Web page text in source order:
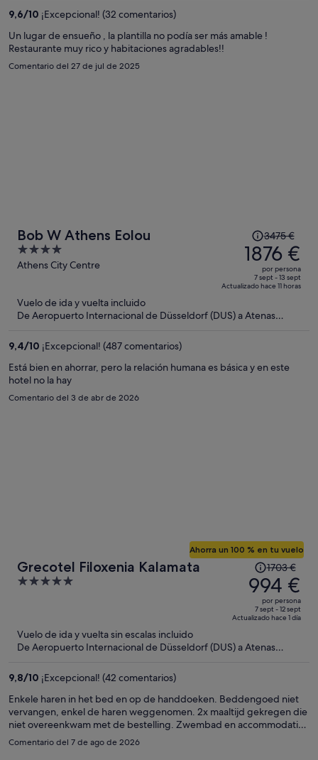
por
9,6/10 ¡Excepcional! (32 comentarios)
Un lugar de ensueño , la plantilla no podía ser más amable !
Restaurante muy rico y habitaciones agradables!!
Comentario del 27 de jul de 2025
Bob W Athens Eolou
4
out
Athens City Centre
El
precio
era
de
3475 €,
es
por
3475 €
1876 €
por persona
7 sept - 13 sept
Actualizado hace 11 horas
Vuelo de ida y vuelta incluido
De Aeropuerto Internacional de Düsseldorf (DUS) a Atenas
9,4/10 ¡Excepcional! (487 comentarios)
Está bien en ahorrar, pero la relación humana es básica y en este
hotel no la hay
Comentario del 3 de abr de 2026
Grecotel Filoxenia Kalamata
5
Ahorra un 100 % en tu vuelo
El
precio
era
de
1703 €,
es
por
persona
1703 €
994 €
por persona
7 sept - 12 sept
Actualizado hace 1 día
Vuelo de ida y vuelta sin escalas incluido
De Aeropuerto Internacional de Düsseldorf (DUS) a Atenas
9,8/10 ¡Excepcional! (42 comentarios)
Enkele haren in het bed en op de handdoeken. Beddengoed niet
vervangen, enkel de haren weggenomen. 2x maaltijd gekregen die
niet overeenkwam met de bestelling. Zwembad en accommodatie
was is wel top. Vriendelijk personeel
Comentario del 7 de ago de 2026